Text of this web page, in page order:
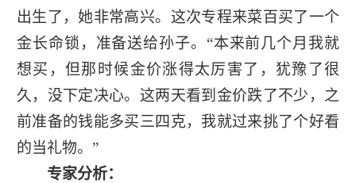
出生了，她非常高兴。这次专程来菜百买了一个
金长命锁，准备送给孙子。“本来前几个月我就
想买，但那时候金价涨得太厉害了，犹豫了很
久，没下定决心。这两天看到金价跌了不少，之
前准备的钱能多买三四克，我就过来挑了个好看
的当礼物。”
专家分析：